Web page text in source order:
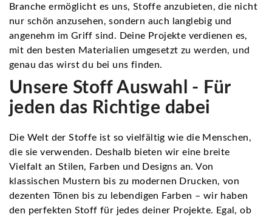
Branche ermöglicht es uns, Stoffe anzubieten, die nicht
nur schön anzusehen, sondern auch langlebig und
angenehm im Griff sind. Deine Projekte verdienen es,
mit den besten Materialien umgesetzt zu werden, und
genau das wirst du bei uns finden.
Unsere Stoff Auswahl - Für
jeden das Richtige dabei
Die Welt der Stoffe ist so vielfältig wie die Menschen,
die sie verwenden. Deshalb bieten wir eine breite
Vielfalt an Stilen, Farben und Designs an. Von
klassischen Mustern bis zu modernen Drucken, von
dezenten Tönen bis zu lebendigen Farben – wir haben
den perfekten Stoff für jedes deiner Projekte. Egal, ob